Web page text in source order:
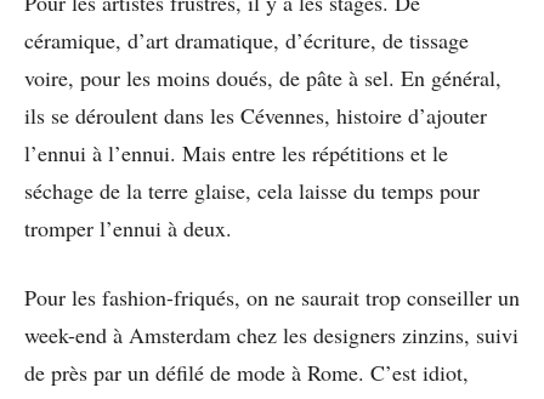
céramique, d’art dramatique, d’écriture, de tissage
voire, pour les moins doués, de pâte à sel. En général,
ils se déroulent dans les Cévennes, histoire d’ajouter
l’ennui à l’ennui. Mais entre les répétitions et le
séchage de la terre glaise, cela laisse du temps pour
tromper l’ennui à deux.
Pour les fashion-friqués, on ne saurait trop conseiller un
week-end à Amsterdam chez les designers zinzins, suivi
de près par un défilé de mode à Rome. C’est idiot,